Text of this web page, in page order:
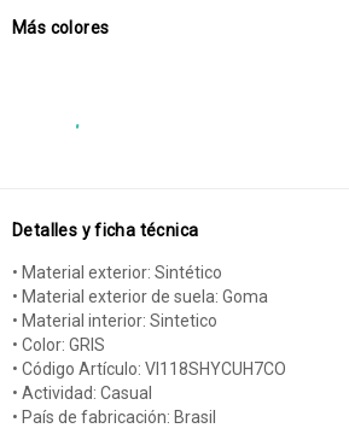
Más colores
Detalles y ficha técnica
• Material exterior: Sintético
• Material exterior de suela: Goma
• Material interior: Sintetico
• Color: GRIS
• Código Artículo: VI118SHYCUH7CO
• Actividad: Casual
• País de fabricación: Brasil